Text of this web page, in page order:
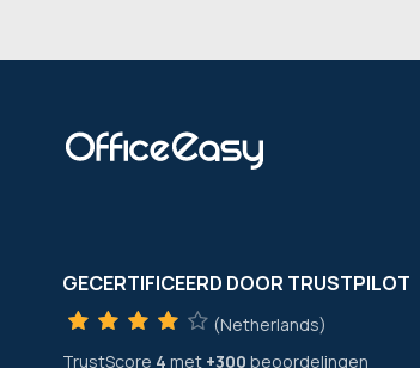
GECERTIFICEERD DOOR TRUSTPILOT
(Netherlands)
TrustScore 4 met +300 beoordelingen